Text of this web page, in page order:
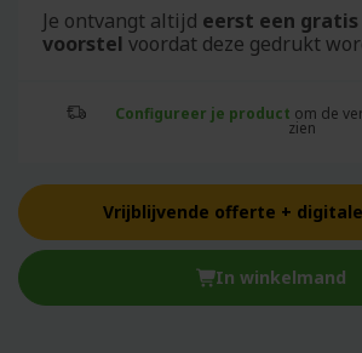
Je ontvangt altijd eerst een
voorstel voordat deze gedrukt
Configureer je product om de
zien
Vrijblijvende offerte +
In winkelmand